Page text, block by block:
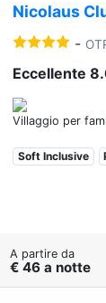
Nicolaus
-
Eccellente
Villaggio per
Soft Inclusive
A partire da
€ 46 a notte